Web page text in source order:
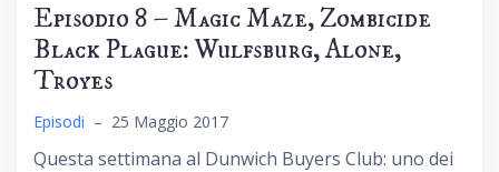
Episodio 8 – Magic Maze, Zombicide
Black Plague: Wulfsburg, Alone,
Troyes
Episodi – 25 Maggio 2017
Questa settimana al Dunwich Buyers Club: uno dei